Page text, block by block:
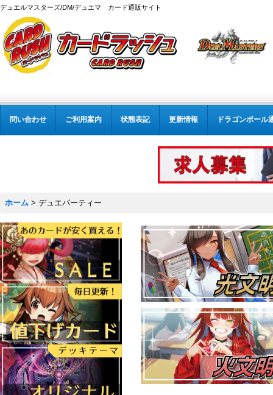
デュエルマスターズ/DM/デュエマ カード通販サイト
問い合わせ ご利用案内 状態表記 更新情報 ドラゴンボール
ホーム > デュエパーティー